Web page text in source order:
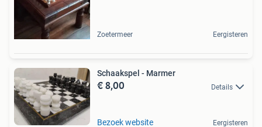
Zoetermeer Eergisteren
Schaakspel - Marmer
€ 8,00 Details
Bezoek website Eergisteren